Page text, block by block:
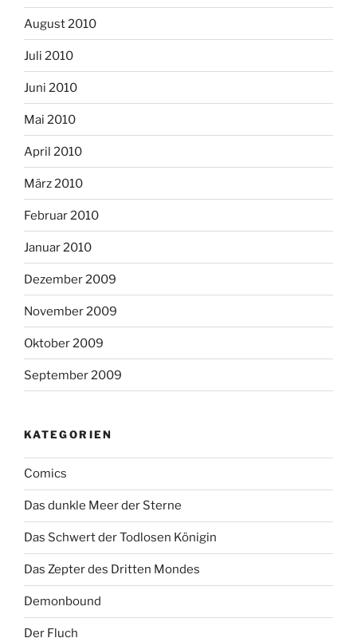
August 2010
Juli 2010
Juni 2010
Mai 2010
April 2010
März 2010
Februar 2010
Januar 2010
Dezember 2009
November 2009
Oktober 2009
September 2009
KATEGORIEN
Comics
Das dunkle Meer der Sterne
Das Schwert der Todlosen Königin
Das Zepter des Dritten Mondes
Demonbound
Der Fluch